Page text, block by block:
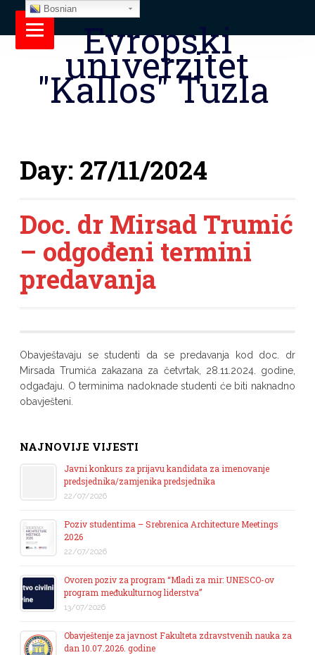
Evropski
univerzitet
"Kallos" Tuzla
Day: 27/11/2024
Doc. dr Mirsad Trumić
– odgođeni termini
predavanja
Obavještavaju se studenti da se predavanja kod doc. dr
Mirsada Trumića zakazana za četvrtak, 28.11.2024. godine,
odgađaju. O terminima nadoknade studenti će biti naknadno
obavješteni.
NAJNOVIJE VIJESTI
Javni konkurs za prijavu kandidata za imenovanje
predsjednika/zamjenika predsjednika
22/07/2026
Poziv studentima – Srebrenica Architecture Meetings
2026
22/07/2026
Ovoren poziv za program “Mladi za mir: UNESCO-ov
program međukulturnog liderstva”
13/07/2026
Obavještenje za javnost Fakulteta zdravstvenih nauka za
dan 10.07.2026. godine
Bosnian